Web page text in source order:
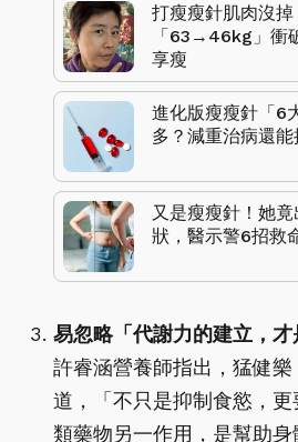
打瘦瘦針肌肉沒
「63→46kg」衝
享瘦
進化版瘦瘦針「6
多？減重治病還能
又是瘦瘦針！她
狀，醫示警6招救
易忽略「代謝力的建立，才
許睿涵營養師指出，猛健
道，「不只是抑制食慾，
類藥物另一作用，是幫助